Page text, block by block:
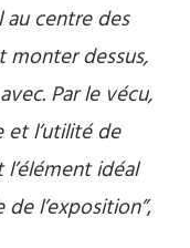
centre des
monter dessus,
Par le vécu,
et l’utilité de
idéal
l’exposition”,